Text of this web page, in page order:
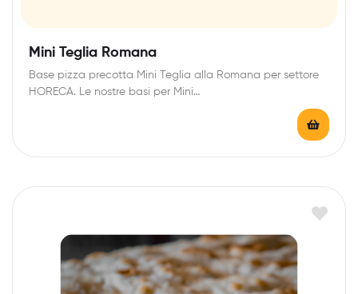
Mini Teglia Romana
Base pizza precotta Mini Teglia alla Romana per settore
HORECA. Le nostre basi per Mini…